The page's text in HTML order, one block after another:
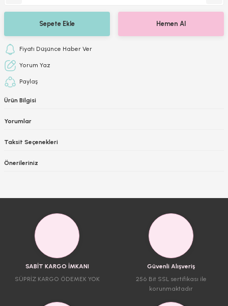
Sepete Ekle Hemen Al
Fiyatı Düşünce Haber Ver
Yorum Yaz
Paylaş
Ürün Bilgisi
Yorumlar
Taksit Seçenekleri
Önerileriniz
SABİT KARGO İMKANI
SÜPRİZ KARGO ÖDEMEK YOK
Güvenli Alışveriş
256 Bit SSL sertifikası ile
korunmaktadır